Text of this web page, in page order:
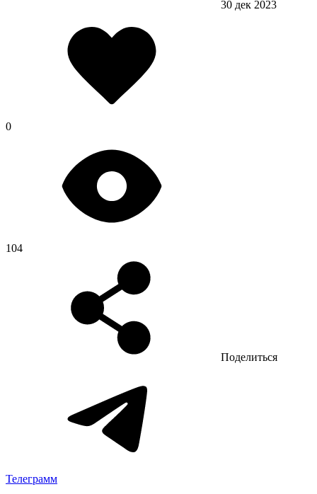
30 дек 2023
0
104
Поделиться
Телеграмм